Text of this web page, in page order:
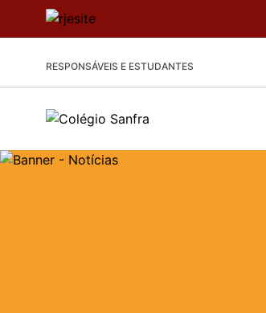
RESPONSÁVEIS E ESTUDANTES